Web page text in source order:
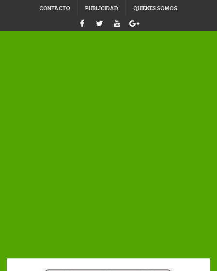
CONTACTO PUBLICIDAD QUIENES SOMOS